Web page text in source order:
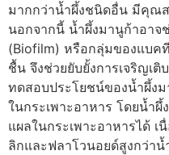
มากกว่าน้ำผึ้งชนิดอื่น มีคุณ
นอกจากนี้ น้ำผึ้งมานูก้าอาจ
(Biofilm) หรือกลุ่มของแบค
ชื้น จึงช่วยยับยั้งการเจริญเ
ทดสอบประโยชน์ของน้ำผึ้งม
ในกระเพาะอาหาร โดยน้ำ
แผลในกระเพาะอาหารได้
ลิกและฟลาโวนอยด์สูงกว่า